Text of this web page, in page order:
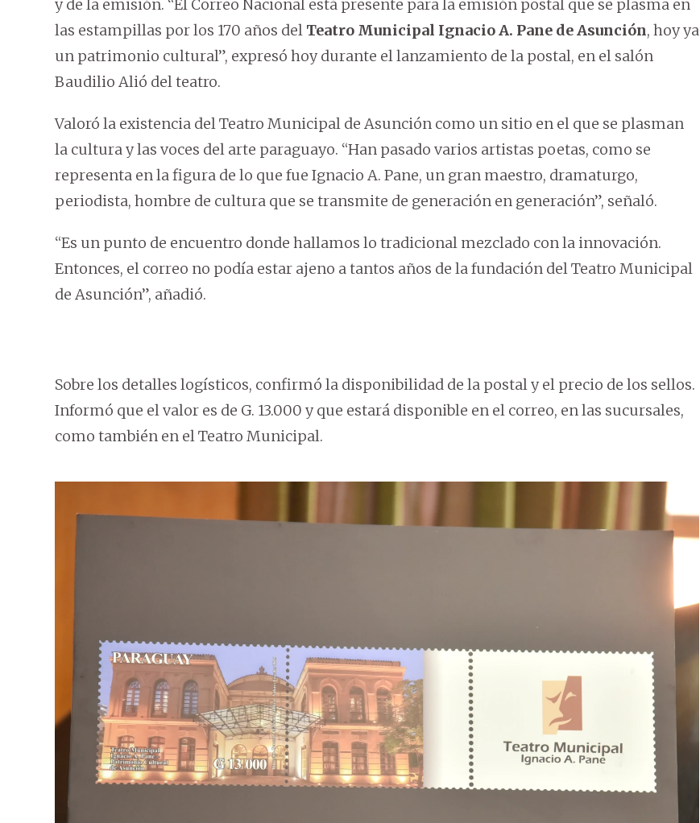
y de la emisión. “El Correo Nacional está presente para la emisión postal que se plasma en
las estampillas por los 170 años del Teatro Municipal Ignacio A. Pane de Asunción, hoy ya
un patrimonio cultural”, expresó hoy durante el lanzamiento de la postal, en el salón
Baudilio Alió del teatro.
Valoró la existencia del Teatro Municipal de Asunción como un sitio en el que se plasman
la cultura y las voces del arte paraguayo. “Han pasado varios artistas poetas, como se
representa en la figura de lo que fue Ignacio A. Pane, un gran maestro, dramaturgo,
periodista, hombre de cultura que se transmite de generación en generación”, señaló.
“Es un punto de encuentro donde hallamos lo tradicional mezclado con la innovación.
Entonces, el correo no podía estar ajeno a tantos años de la fundación del Teatro Municipal
de Asunción”, añadió.
Sobre los detalles logísticos, confirmó la disponibilidad de la postal y el precio de los sellos.
Informó que el valor es de G. 13.000 y que estará disponible en el correo, en las sucursales,
como también en el Teatro Municipal.